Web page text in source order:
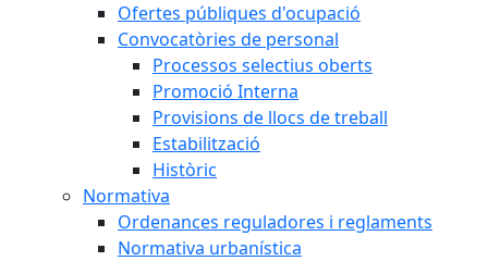
Ofertes públiques d'ocupació
Convocatòries de personal
Processos selectius oberts
Promoció Interna
Provisions de llocs de treball
Estabilització
Històric
Normativa
Ordenances reguladores i reglaments
Normativa urbanística